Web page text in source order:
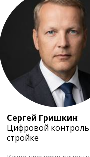
Сергей Гришкин:
Цифровой
стройке